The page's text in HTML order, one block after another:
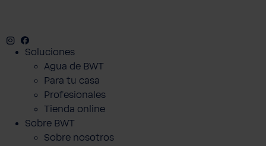
Instagram
Soluciones
Agua de BWT
Para tu casa
Profesionales
Tienda online
Sobre BWT
Sobre nosotros